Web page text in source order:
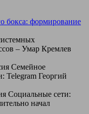
бокса: формирование
– Умар Кремлев
Семейное
Telegram Георгий
Социальные сети:
начал